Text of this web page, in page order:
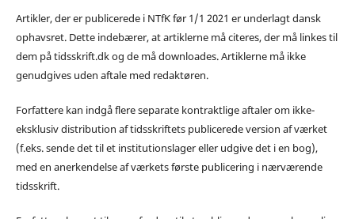
Artikler, der er publicerede i NTfK før 1/1 2021 er underlagt dansk
ophavsret. Dette indebærer, at artiklerne må citeres, der må linkes til
dem på tidsskrift.dk og de må downloades. Artiklerne må ikke
genudgives uden aftale med redaktøren.
Forfattere kan indgå flere separate kontraktlige aftaler om ikke-
eksklusiv distribution af tidsskriftets publicerede version af værket
(f.eks. sende det til et institutionslager eller udgive det i en bog),
med en anerkendelse af værkets første publicering i nærværende
tidsskrift.